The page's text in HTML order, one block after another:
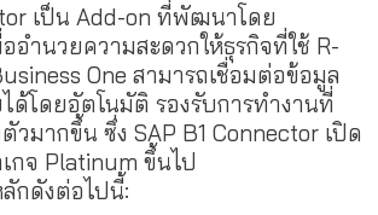
เป็น Add-on ที่พัฒนาโดย
อำนวยความสะดวกให้ธุรกิจที่ใช้ R-
One สามารถเชื่อมต่อข้อมูล
ด้โดยอัตโนมัติ รองรับการทำงานที่
มากขึ้น ซึ่ง SAP B1 Connector เปิด
กจ Platinum ขึ้นไป
กดังต่อไปนี้: